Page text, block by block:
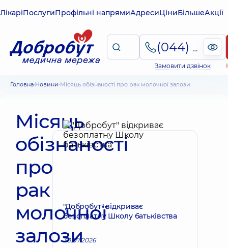
ЛікаріПослугиПрофільні напрямиАдресиЦіниБільшеАкції
(044) 495-2-888
Замовити дзвінок
Головна Новини Місяць обізнаності про рак молочної залози
Місяць
обізнаності
про
рак
молочної
залози
"Добробут" відкриває
безоплатну Школу батьківства
30.07.2026